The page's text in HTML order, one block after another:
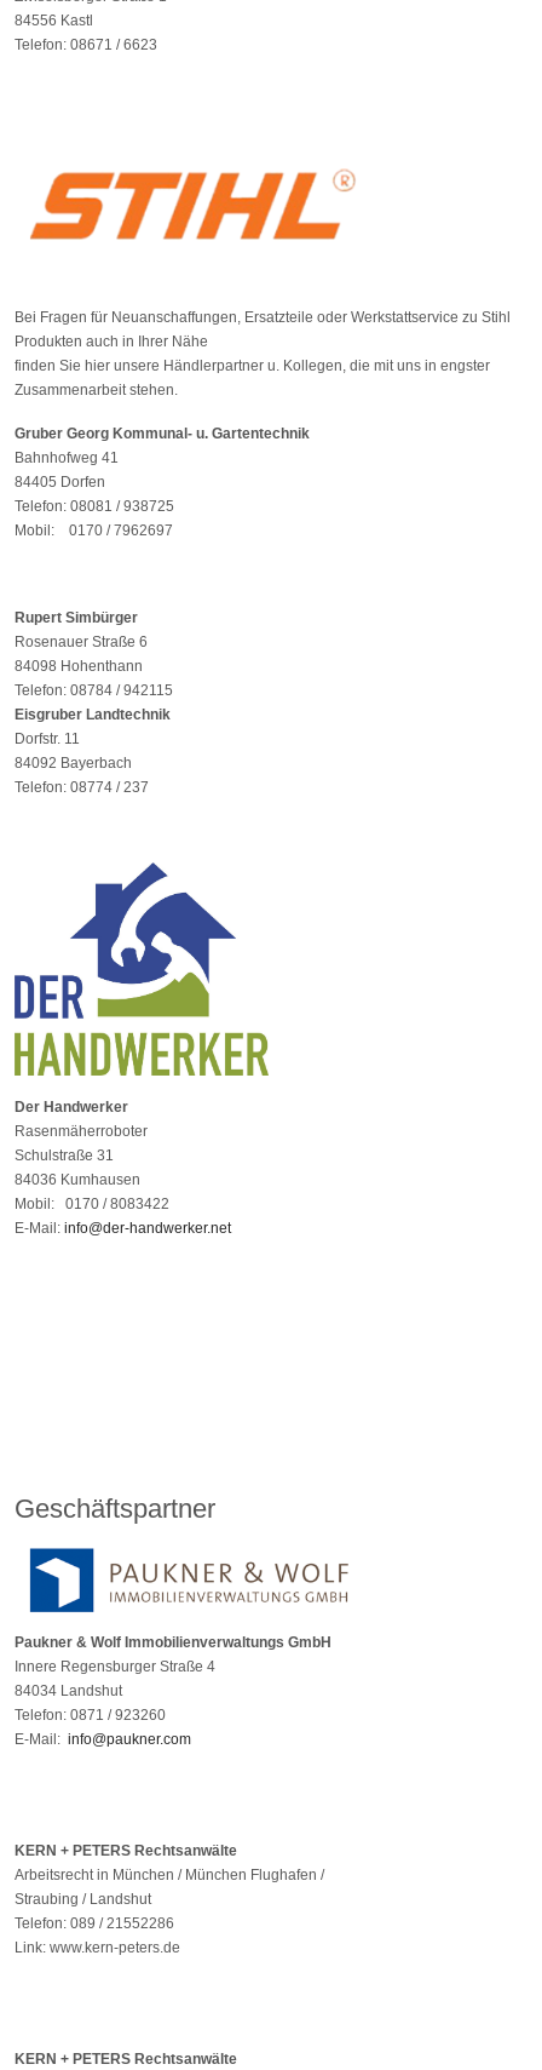
84556 Kastl
Telefon: 08671 / 6623
Bei Fragen für Neuanschaffungen, Ersatzteile oder Werkstattservice zu Stihl
Produkten auch in Ihrer Nähe
finden Sie hier unsere Händlerpartner u. Kollegen, die mit uns in engster
Zusammenarbeit stehen.
Gruber Georg Kommunal- u. Gartentechnik
Bahnhofweg 41
84405 Dorfen
Telefon: 08081 / 938725
Mobil: 0170 / 7962697
Rupert Simbürger
Rosenauer Straße 6
84098 Hohenthann
Telefon: 08784 / 942115
Eisgruber Landtechnik
Dorfstr. 11
84092 Bayerbach
Telefon: 08774 / 237
Der Handwerker
Rasenmäherroboter
Schulstraße 31
84036 Kumhausen
Mobil: 0170 / 8083422
E-Mail: info@der-handwerker.net
Geschäftspartner
Paukner & Wolf Immobilienverwaltungs GmbH
Innere Regensburger Straße 4
84034 Landshut
Telefon: 0871 / 923260
E-Mail: info@paukner.com
KERN + PETERS Rechtsanwälte
Arbeitsrecht in München / München Flughafen /
Straubing / Landshut
Telefon: 089 / 21552286
Link: www.kern-peters.de
KERN + PETERS Rechtsanwälte